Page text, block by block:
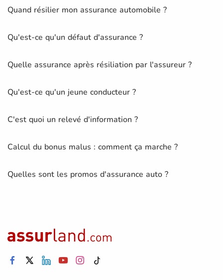
Quand résilier mon assurance automobile ?
Qu'est-ce qu'un défaut d'assurance ?
Quelle assurance après résiliation par l'assureur ?
Qu'est-ce qu'un jeune conducteur ?
C'est quoi un relevé d'information ?
Calcul du bonus malus : comment ça marche ?
Quelles sont les promos d'assurance auto ?